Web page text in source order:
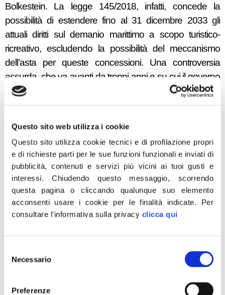
Questo sito web utilizza i cookie
Questo sito utilizza cookie tecnici e di profilazione propri
e di richieste parti per le sue funzioni funzionali e inviati di
pubblicità, contenuti e servizi più vicini ai tuoi gusti e
interessi.Chiudendo questo messaggio, scorrendo
questa pagina o cliccando qualunque suo elemento
acconsenti usare i cookie per le finalità indicate. Per
consultare l'informativa sulla privacy clicca qui
delNecessario
Preferenze
Bolkestein. La legge 145/2018, infatti, concede la
possibilità di estendere fino al 31 dicembre 2033 gli
attuali diritti sul demanio marittimo a scopo turistico-
ricreativo, escludendo la possibilità del meccanismo
dell’asta per queste concessioni. Una controversia
assurda, che va avanti da troppi anni e su cui il governo
dei migliori non ha avuto il coraggio di intervenire,
in balìa dei pronunciamenti dei tribunali. Tra questi c’è il
Tar di Lecce che, con la pronuncia n. 981, ha stabilito –
a nostro avviso correttamente – che la Bolkestein non
può considerarsi automaticamente applicabile in Italia.
Pertanto, in assenza di altre norme, deve prevalere la
legge nazionale ad oggi valida e in vigore, che dispone
l’estensione al 2033 delle concessioni demaniali
già nel 2018 Fratelli d’Italia aveva presentato una
Meloni, volta a mettere in sicurezza le nostre imprese da